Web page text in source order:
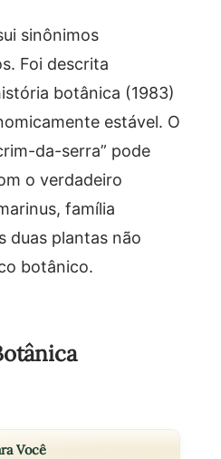
sinônimos
Foi descrita
botânica (1983)
estável. O
da-serra” pode
o verdadeiro
família
duas plantas não
botânico.
Você